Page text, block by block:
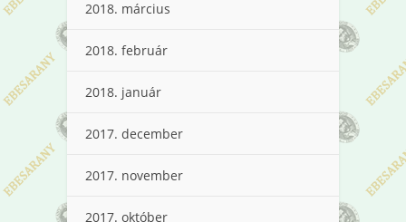
2018. március
2018. február
2018. január
2017. december
2017. november
2017. október